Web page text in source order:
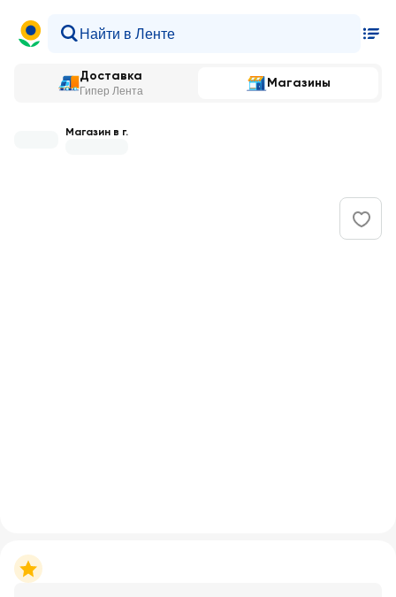
Доставка
Гипер Лента
Магазины
Магазин в г.